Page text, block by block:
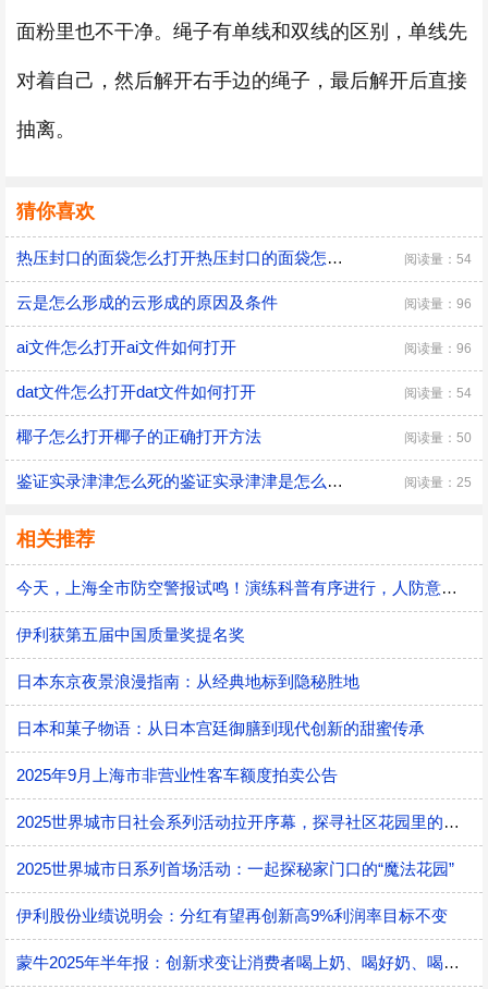
面粉里也不干净。绳子有单线和双线的区别，单线先
对着自己，然后解开右手边的绳子，最后解开后直接
抽离。
猜你喜欢
热压封口的面袋怎么打开热压封口的面袋怎么打开啊 阅读量：54
云是怎么形成的云形成的原因及条件 阅读量：96
ai文件怎么打开ai文件如何打开 阅读量：96
dat文件怎么打开dat文件如何打开 阅读量：54
椰子怎么打开椰子的正确打开方法 阅读量：50
鉴证实录津津怎么死的鉴证实录津津是怎么死的 阅读量：25
相关推荐
今天，上海全市防空警报试鸣！演练科普有序进行，人防意识“声入人心”
伊利获第五届中国质量奖提名奖
日本东京夜景浪漫指南：从经典地标到隐秘胜地
日本和菓子物语：从日本宫廷御膳到现代创新的甜蜜传承
2025年9月上海市非营业性客车额度拍卖公告
2025世界城市日社会系列活动拉开序幕，探寻社区花园里的智慧应用
2025世界城市日系列首场活动：一起探秘家门口的“魔法花园”
伊利股份业绩说明会：分红有望再创新高9%利润率目标不变
蒙牛2025年半年报：创新求变让消费者喝上奶、喝好奶、喝对奶